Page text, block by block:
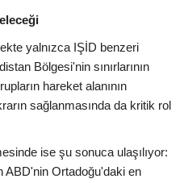
yalnızca IŞİD benzeri
Bölgesi'nin sınırlarının
hareket alanının
sağlanmasında da kritik rol
ise şu sonuca ulaşılıyor:
ABD'nin Ortadoğu'daki en